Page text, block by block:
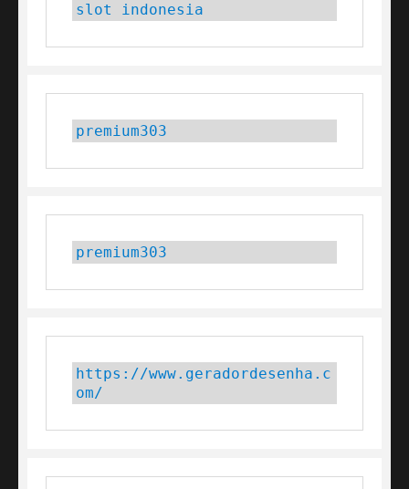
slot indonesia
premium303
premium303
https://www.geradordesenha.c
om/